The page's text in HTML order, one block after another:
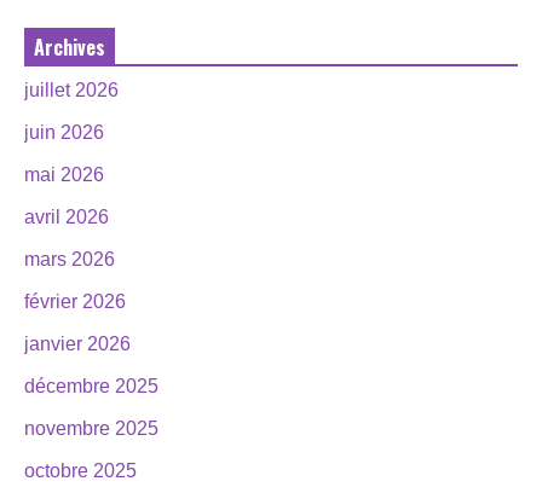
Archives
juillet 2026
juin 2026
mai 2026
avril 2026
mars 2026
février 2026
janvier 2026
décembre 2025
novembre 2025
octobre 2025